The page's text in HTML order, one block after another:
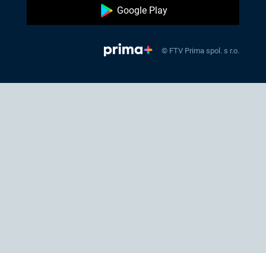
Google Play
© FTV Prima spol. s r.o.